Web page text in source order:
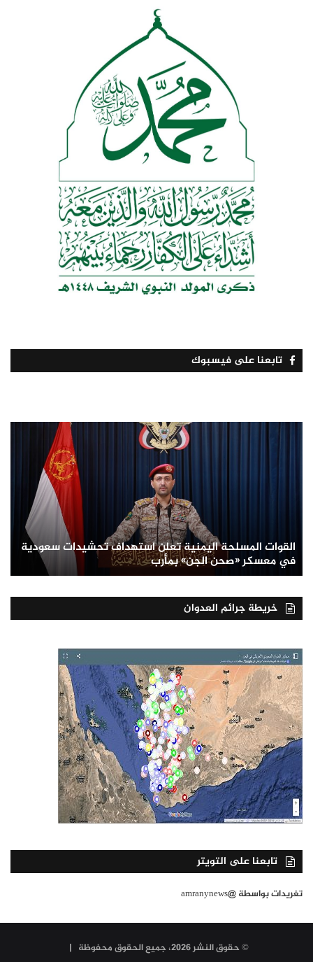
تابعنا على فيسبوك
القوات المسلحة اليمنية تعلن استهداف تحشيدات سعودية
في معسكر «صحن الجن» بمأرب
خريطة جرائم العدوان
تابعنا على التويتر
تغريدات بواسطة @amranynews
© حقوق النشر 2026، جميع الحقوق محفوظة |